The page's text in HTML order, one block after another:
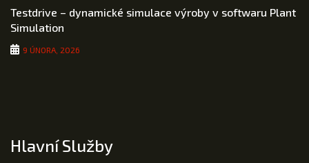
Testdrive – dynamické simulace výroby v softwaru Plant
Simulation
9 ÚNORA, 2026
Hlavní Služby